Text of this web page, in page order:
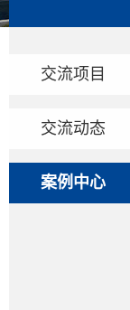
交流项目
交流动态
案例中心